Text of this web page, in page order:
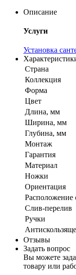
Описание
Услуги
Установка
Страна
Коллекция
Форма
Цвет
Длина, мм
Ширина, мм
Глубина, мм
Монтаж
Гарантия
Материал
Ножки
Ориентация
Расположение
Слив-перелив
Ручки
Отзывы
Задать вопрос
Вы можете
товару или